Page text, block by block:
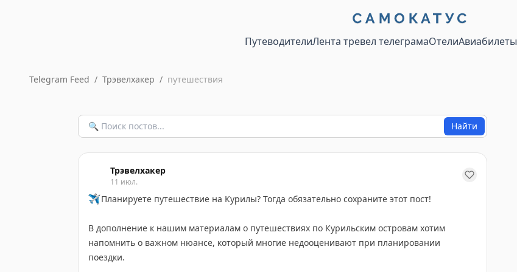
ПутеводителиЛента тревел телеграмаОтелиАвиабилеты
Telegram Feed / Трэвелхакер / путешествия
Найти
Трэвелхакер
11 июл.
✈️Планируете путешествие на Курилы? Тогда обязательно сохраните этот пост!
В дополнение к нашим материалам о путешествиях по Курильским островам хотим
напомнить о важном нюансе, который многие недооценивают при планировании
поездки.